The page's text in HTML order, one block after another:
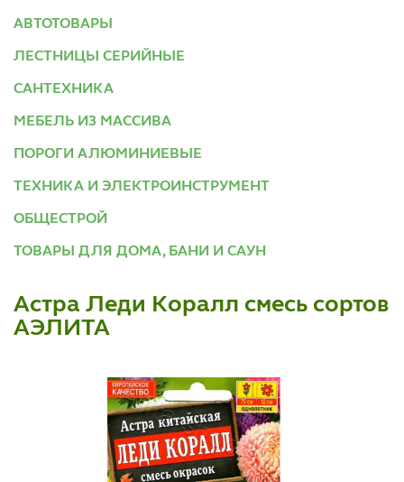
АВТОТОВАРЫ
ЛЕСТНИЦЫ СЕРИЙНЫЕ
САНТЕХНИКА
МЕБЕЛЬ ИЗ МАССИВА
ПОРОГИ АЛЮМИНИЕВЫЕ
ТЕХНИКА И ЭЛЕКТРОИНСТРУМЕНТ
ОБЩЕСТРОЙ
ТОВАРЫ ДЛЯ ДОМА, БАНИ И САУН
Астра Леди Коралл смесь сортов
АЭЛИТА